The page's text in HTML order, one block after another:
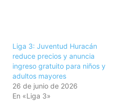
Liga 3: Juventud Huracán
reduce precios y anuncia
ingreso gratuito para niños y
adultos mayores
26 de junio de 2026
En «Liga 3»